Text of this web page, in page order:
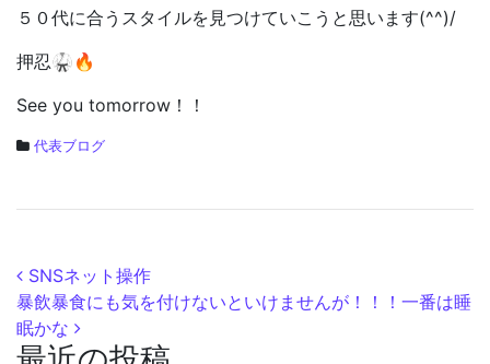
５０代に合うスタイルを見つけていこうと思います(^^)/
押忍🥋🔥
See you tomorrow！！
代表ブログ
投稿ナビゲーション
SNSネット操作
暴飲暴食にも気を付けないといけませんが！！！一番は睡
眠かな